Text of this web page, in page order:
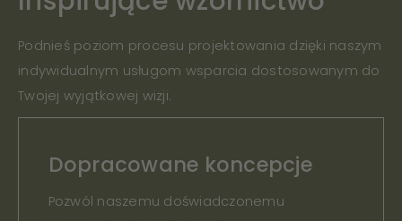
Podnieś poziom procesu projektowania dzięki naszym
indywidualnym usługom wsparcia dostosowanym do
Twojej wyjątkowej wizji.
Dopracowane koncepcje
Pozwól naszemu doświadczonemu